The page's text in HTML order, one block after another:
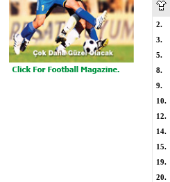
2.
3.
5.
8.
9.
10.
12.
14.
15.
19.
20.